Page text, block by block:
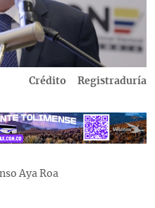
Crédito Registraduría
Aya Roa